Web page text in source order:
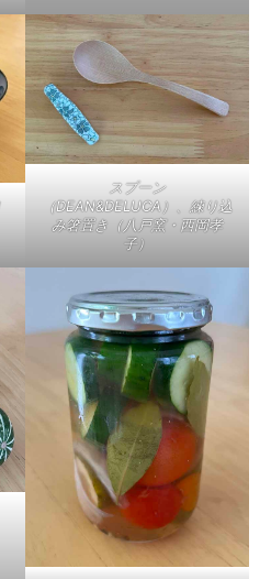
スプーン
（DEAN&DELUCA）、練り込
み箸置き（八戸窯・西岡孝
子）